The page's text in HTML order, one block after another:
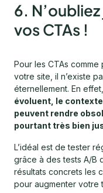
6.
vos CTAs !
Pour les CTAs
votre site, il n’existe
éternellement. En effet,
évoluent, le
peuvent rendre
pourtant très bien
L’idéal est de tester
grâce à des tests A/B
résultats concrets les
pour augmenter votre